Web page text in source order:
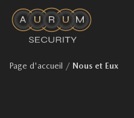
Page d'accueil / Nous et Eux